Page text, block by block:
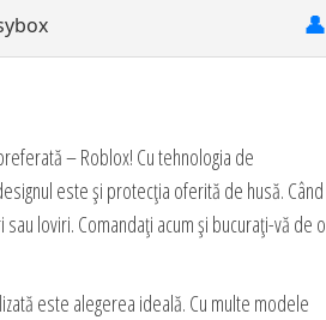
👤
– Roblox! Cu tehnologia de
este și protecția oferită de husă. Când
sau loviri. Comandați acum și bucurați-vă de o
este alegerea ideală. Cu multe modele